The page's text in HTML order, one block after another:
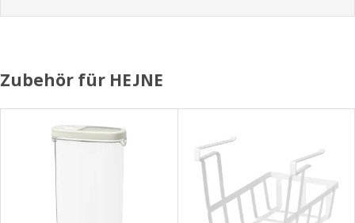
Zubehör für HEJNE